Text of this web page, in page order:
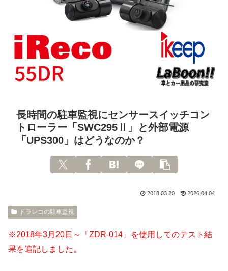
長時間の駐車監視にセンサースイッチコン
トローラー「SWC295Ⅱ」と外部電源
「UPS300」はどうなのか？
2018.03.20 2026.04.04
ドラレコの駐車監視
※2018年3月20日～「ZDR-014」を使用してのテスト結
果を追記しました。